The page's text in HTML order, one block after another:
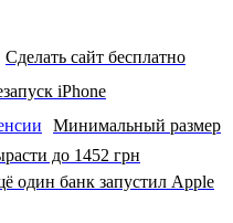
Сделать сайт бесплатно
iPhone
Минимальный размер
до 1452 грн
один банк запустил Apple